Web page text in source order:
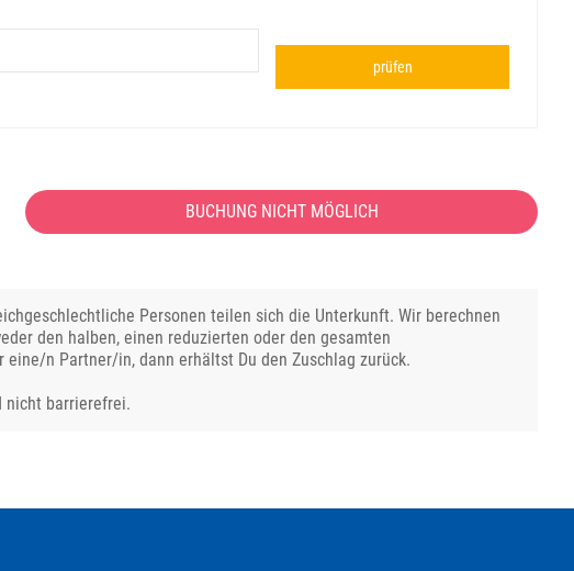
prüfen
BUCHUNG NICHT MÖGLICH
Personen teilen sich die Unterkunft. Wir berechnen
den halben, einen reduzierten oder den gesamten
eine/n Partner/in, dann erhältst Du den Zuschlag zurück.
nicht barrierefrei.